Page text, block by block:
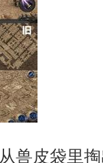
兽皮袋里